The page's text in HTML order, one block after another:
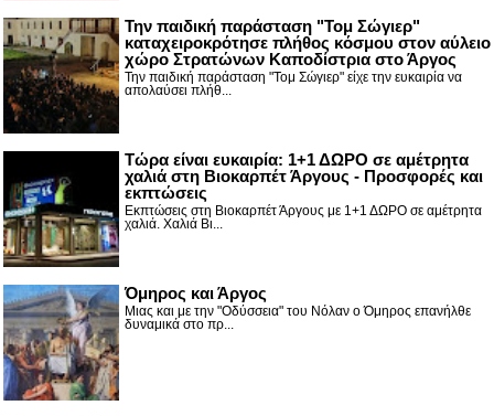
Την παιδική παράσταση "Τομ Σώγιερ"
καταχειροκρότησε πλήθος κόσμου στον αύλειο
χώρο Στρατώνων Καποδίστρια στο Άργος
Την παιδική παράσταση "Τομ Σώγιερ" είχε την ευκαιρία να
απολαύσει πλήθ...
Τώρα είναι ευκαιρία: 1+1 ΔΩΡΟ σε αμέτρητα
χαλιά στη Βιοκαρπέτ Άργους - Προσφορές και
εκπτώσεις
Εκπτώσεις στη Βιοκαρπέτ Άργους με 1+1 ΔΩΡΟ σε αμέτρητα
χαλιά. Χαλιά Βι...
Όμηρος και Άργος
Μιας και με την "Οδύσσεια" του Νόλαν ο Όμηρος επανήλθε
δυναμικά στο πρ...